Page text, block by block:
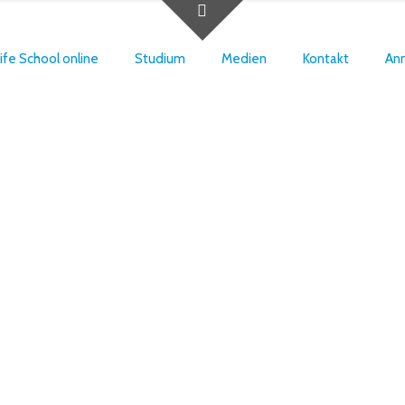
School online Studium Medien Kontakt